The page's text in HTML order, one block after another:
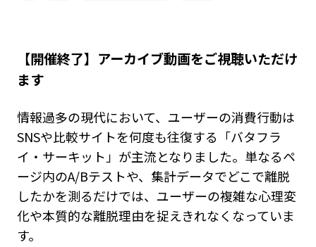
【開催終了】アーカイブ動画をご視聴いただけ
ます
情報過多の現代において、ユーザーの消費行動は
SNSや比較サイトを何度も往復する「バタフラ
イ・サーキット」が主流となりました。単なるペ
ージ内のA/Bテストや、集計データでどこで離脱
したかを測るだけでは、ユーザーの複雑な心理変
化や本質的な離脱理由を捉えきれなくなっていま
す。